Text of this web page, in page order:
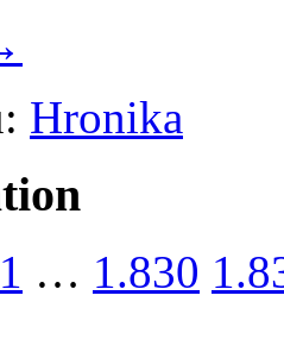
Hronika
1 … 1.830